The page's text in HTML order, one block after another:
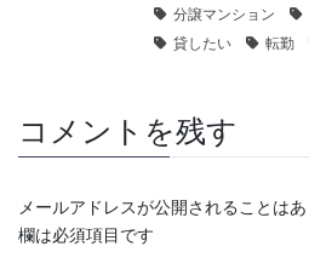
分譲マンション
貸したい
転勤
コメントを残す
メールアドレスが公開されることはあ
欄は必須項目です